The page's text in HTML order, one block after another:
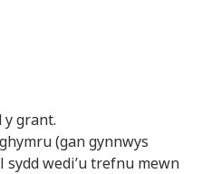
grant.
(gan gynnwys
wedi’u trefnu mewn